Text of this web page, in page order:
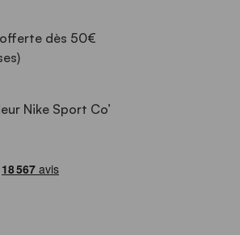
dès 50€
Nike Sport Co’